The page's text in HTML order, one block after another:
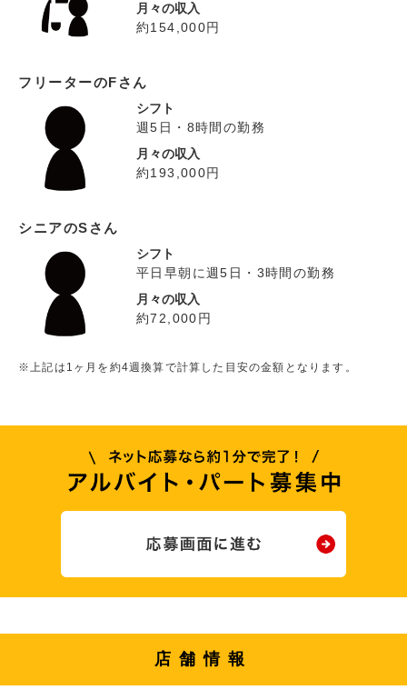
月々の収入
約154,000円
フリーターのFさん
シフト
週5日・8時間の勤務
月々の収入
約193,000円
シニアのSさん
シフト
平日早朝に週5日・3時間の勤務
月々の収入
約72,000円
※上記は1ヶ月を約4週換算で計算した目安の金額となります。
店舗情報